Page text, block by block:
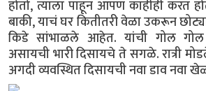
होतो, त्याला पाहून आपण काहीही करत
बाकी, याचं घर कितीतरी वेळा उकरून
किडे सांभाळले आहेत. यांची गोल
असायची भारी दिसायचे ते सगळे. रात्री
अगदी व्यवस्थित दिसायची नवा डाव नवा